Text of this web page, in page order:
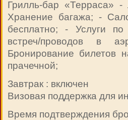
Грилль-бар «Терраса»
Хранение багажа; -
бесплатно; - Услуги по
встреч/проводов в
Бронирование билетов
прачечной;
Завтрак : включен
Визовая поддержка для
Время подтверждения